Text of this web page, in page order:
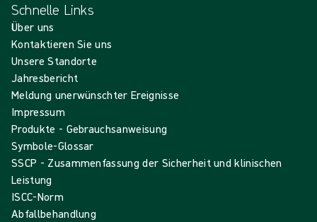
Schnelle Links
Über uns
Kontaktieren Sie uns
Unsere Standorte
Jahresbericht
Meldung unerwünschter Ereignisse
Impressum
Produkte - Gebrauchsanweisung
Symbole-Glossar
SSCP - Zusammenfassung der Sicherheit und klinischen
Leistung
ISCC-Norm
Abfallbehandlung